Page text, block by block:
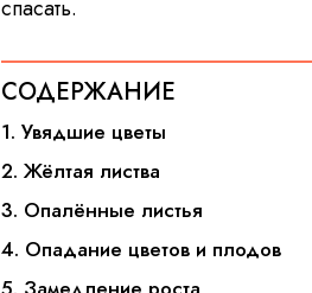
спасать.
СОДЕРЖАНИЕ
1. Увядшие цветы
2. Жёлтая листва
3. Опалённые листья
4. Опадание цветов и плодов